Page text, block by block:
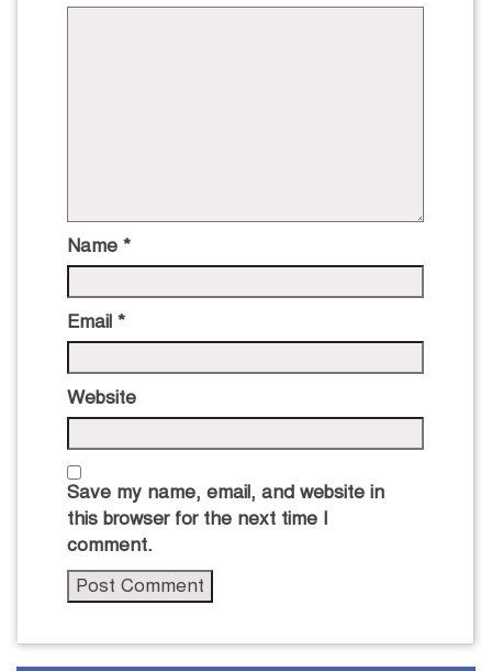
Name *
Email *
Website
Save my name, email, and website in
this browser for the next time I
comment.